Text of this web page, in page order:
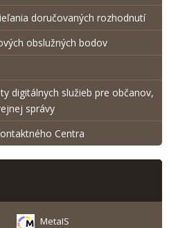
doručovaných rozhodnutí
obslužných bodov
digitálnych služieb pre občanov,
správy
Centra
MetaIS